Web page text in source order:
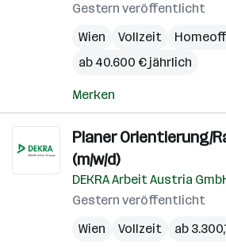
Gestern veröffentlicht
Wien
Vollzeit
ab 40.600 € jährlich
Merken
Planer Orientierung/
(m/w/d)
DEKRA Arbeit Austria
Gestern veröffentlicht
Wien
Vollzeit ab